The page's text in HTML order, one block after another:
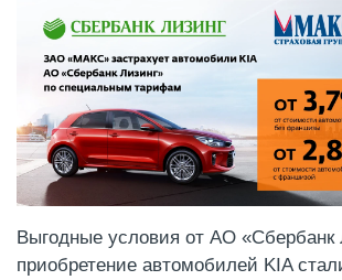
Выгодные условия от АО «Сбербанк
приобретение автомобилей KIA